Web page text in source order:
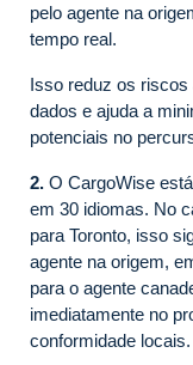
pelo agente na
tempo real.
Isso reduz os
dados e ajuda a
potenciais no
2. O CargoWise
em 30 idiomas. No
para Toronto, isso
agente na origem,
para o agente
imediatamente no
conformidade locais.